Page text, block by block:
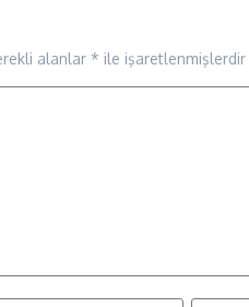
alanlar * ile işaretlenmişlerdir